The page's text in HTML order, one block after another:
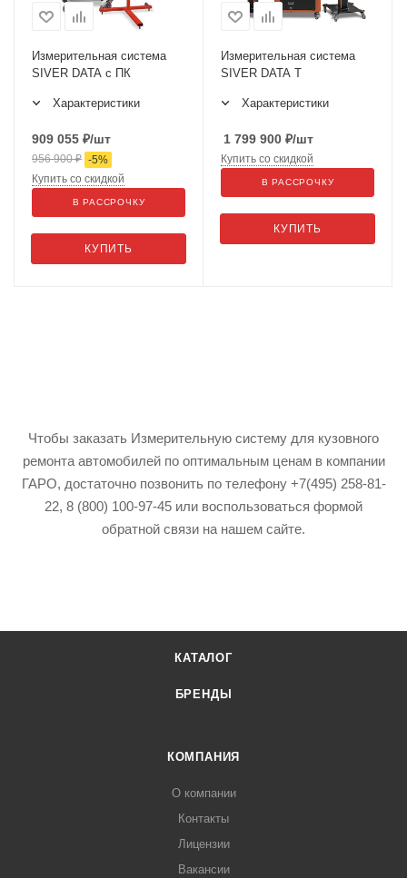
Измерительная система
SIVER DATA с ПК
Характеристики
909 055 ₽/шт
956 900₽ -5%
КУПИТЬ
Купить со скидкой
В РАССРОЧКУ
Измерительная система
SIVER DATA T
Характеристики
1 799 900 ₽/шт
КУПИТЬ
Купить со скидкой
В РАССРОЧКУ
Чтобы заказать Измерительную систему для кузовного
ремонта автомобилей по оптимальным ценам в компании
ГАРО, достаточно позвонить по телефону +7(495) 258-81-
22, 8 (800) 100-97-45 или воспользоваться формой
обратной связи на нашем сайте.
КАТАЛОГ
БРЕНДЫ
КОМПАНИЯ
О компании
Контакты
Лицензии
Вакансии